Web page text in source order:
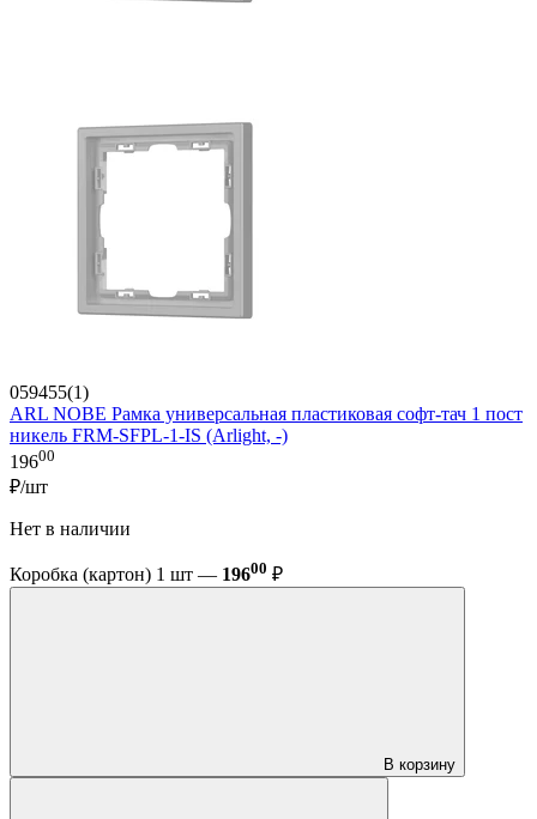
059455(1)
ARL NOBE Рамка универсальная пластиковая софт-тач 1 пост
никель FRM-SFPL-1-IS (Arlight, -)
19600
₽/шт
Нет в наличии
Коробка (картон) 1 шт — 19600 ₽
В корзину